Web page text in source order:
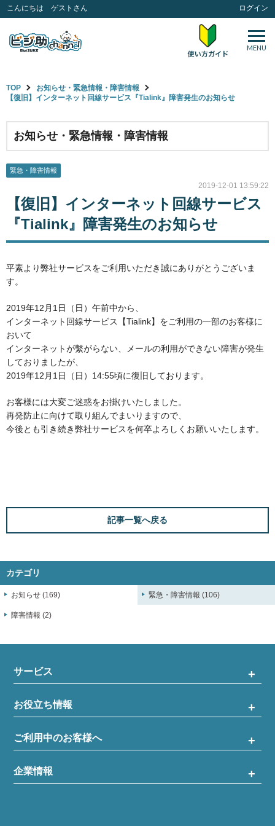
こんにちは ゲストさん ログイン
MENU
TOP
お知らせ・緊急情報・障害情報
【復旧】インターネット回線サービス『Tialink』障害発生のお知らせ
お知らせ・緊急情報・障害情報
緊急・障害情報
2019-12-01 13:59:22
【復旧】インターネット回線サービス
『Tialink』障害発生のお知らせ
平素より弊社サービスをご利用いただき誠にありがとうございま
す。
2019年12月1日（日）午前中から、
インターネット回線サービス【Tialink】をご利用の一部のお客様に
おいて
インターネットが繫がらない、メールの利用ができない障害が発生
しておりましたが、
2019年12月1日（日）14:55頃に復旧しております。
お客様には大変ご迷惑をお掛けいたしました。
再発防止に向けて取り組んでまいりますので、
今後とも引き続き弊社サービスを何卒よろしくお願いいたします。
記事一覧へ戻る
カテゴリ
お知らせ (169) 緊急・障害情報 (106)
障害情報 (2)
サービス
お役立ち情報
ご利用中のお客様へ
企業情報